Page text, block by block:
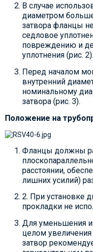
В случае
диаметром
затвора фланцы
седловое
повреждению и
уплотнения (рис. 2).
Перед началом
внутренний
номинальному
затвора (рис. 3).
Положение на
Фланцы должны
расстоянии,
лишних усилий)
2. При установке
прокладки не
Для уменьшения
целом
затвор